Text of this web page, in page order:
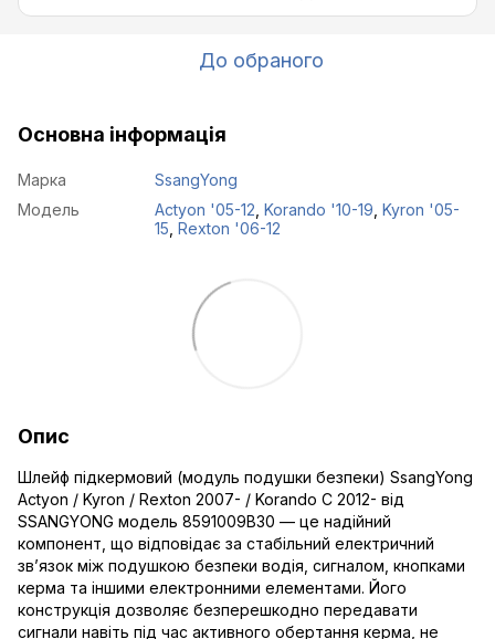
До обраного
Основна інформація
Марка
SsangYong
Модель
Actyon '05-12 Korando '10-19 Kyron '05-
15 Rexton '06-12
Опис
Шлейф підкермовий (модуль подушки безпеки) SsangYong
Actyon / Kyron / Rexton 2007- / Korando C 2012- від
SSANGYONG модель 8591009B30 — це надійний
компонент, що відповідає за стабільний електричний
зв’язок між подушкою безпеки водія, сигналом, кнопками
керма та іншими електронними елементами. Його
конструкція дозволяє безперешкодно передавати
сигнали навіть під час активного обертання керма, не